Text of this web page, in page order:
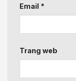
Email *
Trang web